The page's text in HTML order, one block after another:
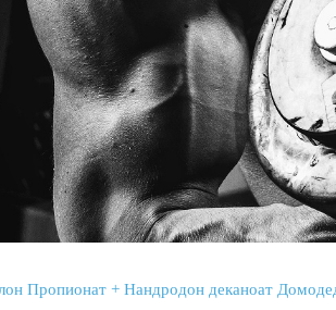
Пропионат + Нандродон деканоат